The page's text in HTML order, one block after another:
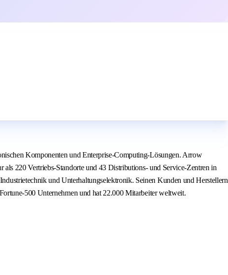
Komponenten und Enterprise-Computing-Lösungen. Arrow
220 Vertriebs-Standorte und 43 Distributions- und Service-Zentren in
und Unterhaltungselektronik. Seinen Kunden und Herstellern
500 Unternehmen und hat 22.000 Mitarbeiter weltweit.